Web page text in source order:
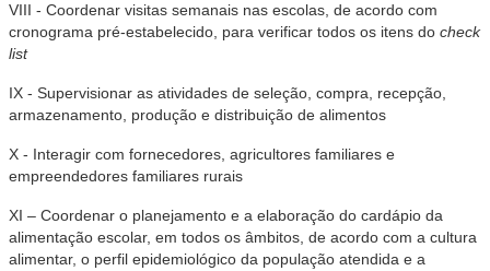
VIII - Coordenar visitas semanais nas escolas, de acordo com
cronograma pré-estabelecido, para verificar todos os itens do check
list
IX - Supervisionar as atividades de seleção, compra, recepção,
armazenamento, produção e distribuição de alimentos
X - Interagir com fornecedores, agricultores familiares e
empreendedores familiares rurais
XI – Coordenar o planejamento e a elaboração do cardápio da
alimentação escolar, em todos os âmbitos, de acordo com a cultura
alimentar, o perfil epidemiológico da população atendida e a